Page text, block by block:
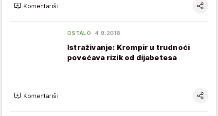
Komentariši
OSTALO 4.9.2018.
Istraživanje: Krompir u trudnoći
povećava rizik od dijabetesa
Komentariši